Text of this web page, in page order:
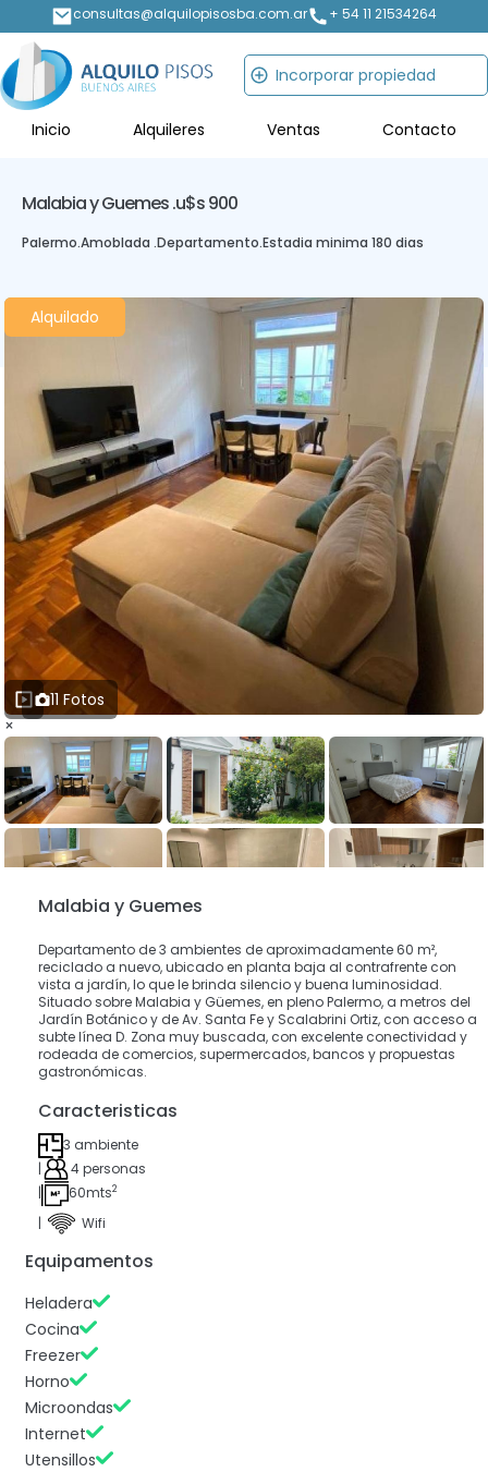
consultas@alquilopisosba.com.ar + 54 11 21534264
Incorporar propiedad
Inicio Alquileres Ventas Contacto
Malabia y Guemes .u$s 900
Palermo.Amoblada .Departamento.Estadia minima 180 dias
Alquilado
11 Fotos
×
Malabia y Guemes
Departamento de 3 ambientes de aproximadamente 60 m²,
reciclado a nuevo, ubicado en planta baja al contrafrente con
vista a jardín, lo que le brinda silencio y buena luminosidad.
Situado sobre Malabia y Güemes, en pleno Palermo, a metros del
Jardín Botánico y de Av. Santa Fe y Scalabrini Ortiz, con acceso a
subte línea D. Zona muy buscada, con excelente conectividad y
rodeada de comercios, supermercados, bancos y propuestas
gastronómicas.
Caracteristicas
3 ambiente
|
4 personas
|
60mts2
| Wifi
Equipamentos
Heladera
Cocina
Freezer
Horno
Microondas
Internet
Utensillos